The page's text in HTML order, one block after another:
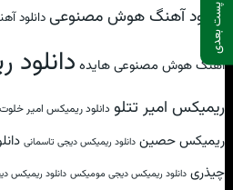
پست بعدیدانلود آهنگ هوش مصنوعیدانلود
آهنگ هوش مصنوعی هایده
ریمیکس امیر تتلو دانلود ریمیکس امیر خلوت
ریمیکس حصین دانلود ریمیکس دیجی تاسمانی
چیذری دانلود ریمیکس دیجی مومیکس دانلود ریمیکس